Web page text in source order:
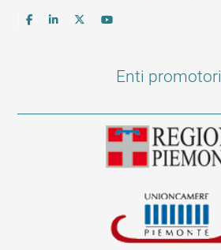
Enti promotori